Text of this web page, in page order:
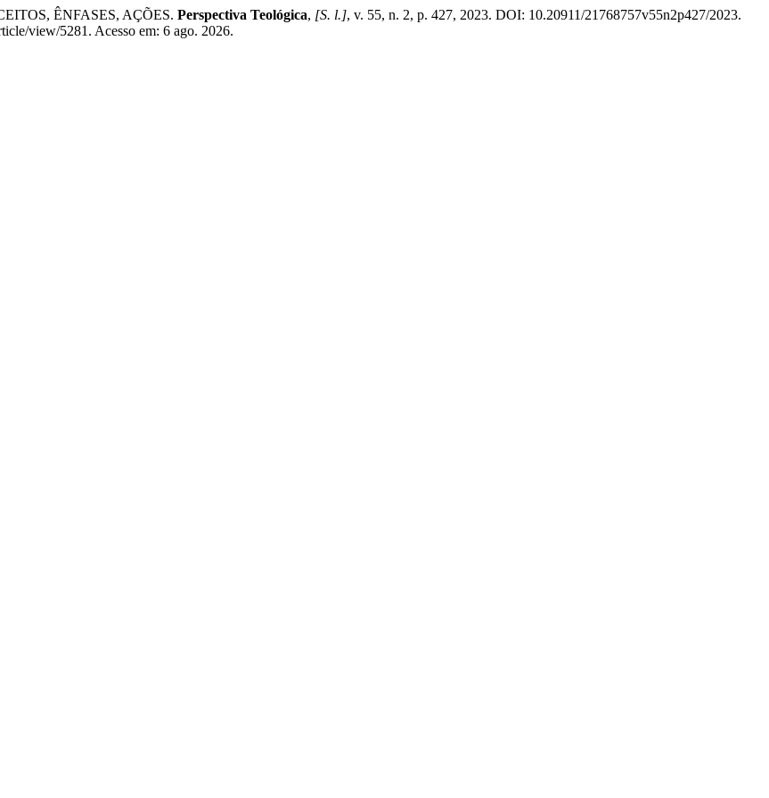
ÊNFASES, AÇÕES. Perspectiva Teológica, [S. l.], v. 55, n. 2, p. 427, 2023. DOI: 10.20911/21768757v55n2p427/2023.
view/5281. Acesso em: 6 ago. 2026.